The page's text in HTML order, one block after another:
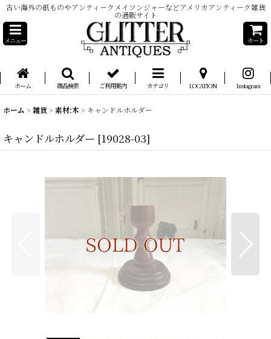
古い海外の紙ものやアンティークメイソンジャーなどアメリカアンティーク雑貨
の通販サイト
メニュー カート
ホーム 商品検索 ご利用案内 カテゴリ LOCATION Instagram
ホーム > 雑貨> 素材:木> キャンドルホルダー
キャンドルホルダー [19028-03]